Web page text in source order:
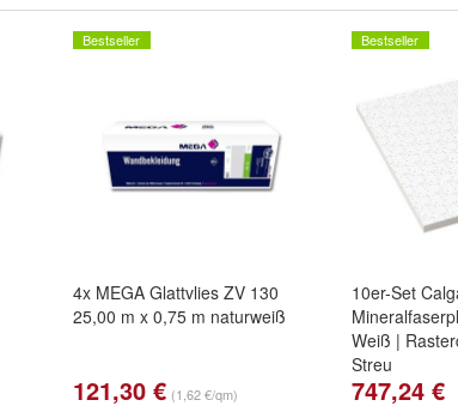
Bestseller
4x MEGA Glattvlies ZV 130
25,00 m x 0,75 m naturweiß
121,30 € (1,62 €/qm)
Bestseller
10er-Set
Weiß |
Streu
747,24 €